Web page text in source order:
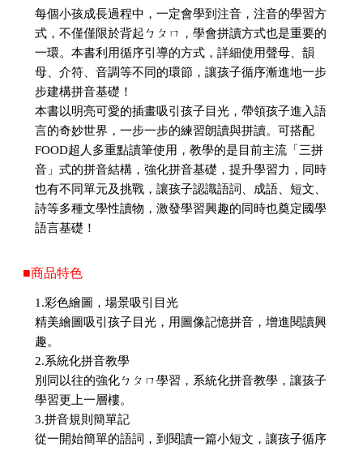
每個小孩成長過程中，一定會學到注音，注音的學習方
式，不僅僅限於背起ㄅㄆㄇ，學會拼讀方式也是重要的
一環。本書利用循序引導的方式，詳細使用聲母、韻
母、介符、音調等不同的環節，讓孩子循序漸進地一步
步建構拼音基礎！
本書以明亮可愛的插畫吸引孩子目光，帶領孩子進入語
言的奇妙世界，一步一步的練習朗讀與拼讀。可搭配
FOOD超人多重點讀筆使用，教學的是目前主流「三拼
音」式的拼音結構，強化拼音基礎，提升學習力，同時
也有不同單元及挑戰，讓孩子認識語詞、成語、短文、
詩等多種文學性讀物，激發學習興趣的同時也奠定國學
語言基礎！
■商品特色
1.彩色繪圖，場景吸引目光
精美繪圖吸引孩子目光，用圖像記憶拼音，增進閱讀興
趣。
2.系統化拼音教學
別同以往的強化ㄅㄆㄇ學習，系統化拼音教學，讓孩子
學習更上一層樓。
3.拼音規則簡單記
從一開始簡單的語詞，到閱讀一篇小短文，讓孩子循序